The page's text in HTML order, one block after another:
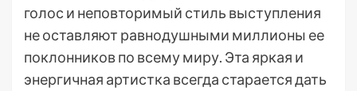
голос и неповторимый стиль выступления
не оставляют равнодушными миллионы ее
поклонников по всему миру. Эта яркая и
энергичная артистка всегда старается дать